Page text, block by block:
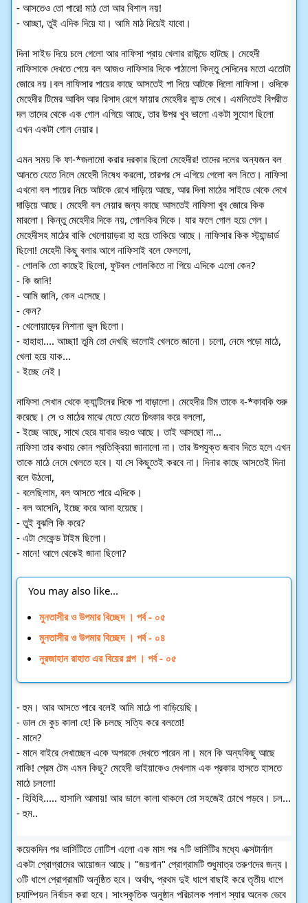
- আসতেও তো পারে! মাঠ তো আর বিশাল নয়!
- আচ্ছা, তুই এদিক দিয়ে যা। আমি মাঠ দিয়েই যাবো।
দিনা সাইড দিয়ে চলে গেলো আর নাফিসা প্রায় খেলার রাউন্ডে হাটছে। মেহেদী
নাফিসাকে দেখতে পেয়ে বল আজও নাফিসার দিকে পাঠালো কিন্তু সেদিনের মতো এতোটা
জোরে নয়।বল নাফিসার পায়ের কাছে আসতেই পা দিয়ে আটকে দিলো নাফিসা। ওদিকে
মেহেদীর টিমের আবিদ আর রিসাদ রেগে ফায়ার মেহেদীর কান্ড দেখে। এমনিতেই বিপরীত
দল তাদের থেকে এক গোল এগিয়ে আছে, তার উপর খুব ভালো একটা সুযোগ ছিলো
এখন একটা গোল নেয়ার।
এমন সময় কি ফা-*জলামো করার দরকার ছিলো মেহেদীর! তাদের দলের অন্যজন বল
আনতে যেতে নিলে মেহেদী নিষেধ করলো, তারপর সে এগিয়ে গেলো বল নিতে। নাফিসা
এখনো বল পায়ের নিচে আটকে রেখে দাড়িয়ে আছে, আর দিনা মাঠের সাইডে থেকে দেখে
দাড়িয়ে আছে। মেহেদী বল নেয়ার জন্য কাছে আসতেই নাফিসা খুব জোরে কিক
মারলো। কিন্তু মেহেদীর দিকে নয়, গোলকির দিকে। যার ফলে গোল হয়ে গেল।
মেহেদীসহ মাঠের বাকি খেলোয়াড়রা হা হয়ে তাকিয়ে আছে। নাফিসার কিক স্ট্যান্ডার্ড
ছিলো! মেহেদী কিছু বলার আগে নাফিসাই বলে ফেললো,
- গোলকি তো কাছেই ছিলো, ফুটবল গোলকিতে না গিয়ে এদিকে এলো কেন?
- কি জানি!
- আমি জানি, কেন এসেছে।
- কেন?
- খেলোয়াড়ের নিশানা ভুল ছিলো।
- হাহাহা.... আচ্ছা! তুমি তো দেখছি ভালোই খেলতে জানো। চলো, নেমে পড়ো মাঠে,
খেলা হয়ে যাক...
- ইচ্ছে নেই।
নাফিসা সেখান থেকে ক্যান্টিনের দিকে পা বাড়ালো। মেহেদীর টিম তাকে ব-*কাবকি শুরু
করেছে। সে ও মাঠের মাঝে যেতে যেতে চিৎকার করে বললো,
- ইচ্ছে আছে, সাথে হেরে যাবার ভয়ও আছে। তাই আসছো না...
নাফিসা তার কথায় কোন প্রতিক্রিয়া জানালো না। তার উপযুক্ত জবাব দিতে হলে এখন
তাকে মাঠে নেমে খেলতে হবে। যা সে কিছুতেই করবে না। দিনার কাছে আসতেই দিনা
বলে উঠলো,
- বলেছিলাম, বল আসতে পারে এদিকে।
- বল আসেনি, ইচ্ছে করে আনা হয়েছে।
- তুই বুঝলি কি করে?
- এটা সেকেন্ড টাইম ছিলো।
- মানে! আগে থেকেই জানা ছিলো?
You may also like...
মুনতাসীর ও উপমার বিচ্ছেদ । পর্ব - ০৫
মুনতাসীর ও উপমার বিচ্ছেদ । পর্ব - ০৪
নুরজাহান রাহাত এর বিয়ের গল্প । পর্ব - ০৫
- হুম। আর আসতে পারে বলেই আমি মাঠে পা বাড়িয়েছি।
- ডাল মে কুচ কালা হে! কি চলছে সত্যি করে বলতো!
- মানে?
- মানে বাইরে দেখাচ্ছেন একে অপরকে দেখতে পারেন না। মনে কি অন্যকিছু আছে
নাকি! প্রেম টেম এমন কিছু? মেহেদী ভাইয়াকেও দেখলাম এক প্রকার হাসতে হাসতে
মাঠে চললো!
- হিহিহি..... হাসালি আমায়! আর ডালে কালা থাকলে তো সহজেই চোখে পড়বে। চল...
- হুম..
কয়েকদিন পর ভার্সিটিতে নোটিশ এলো এক মাস পর ৭টি ভার্সিটির মধ্যে এক্সটার্নাল
একটা প্রোগ্রামের আয়োজন আছে। "জয়গান" প্রোগ্রামটি শুধুমাত্র তরুণদের জন্য।
৩টি ধাপে প্রোগ্রামটি অনুষ্ঠিত হবে। অর্থাৎ, প্রথম দুই ধাপে বাছাই করে তৃতীয় ধাপে
চ্যাম্পিয়ন নির্বাচন করা হবে। সাংস্কৃতিক অনুষ্ঠান পরিচালক পলাশ স্যার অনেক ভেবে